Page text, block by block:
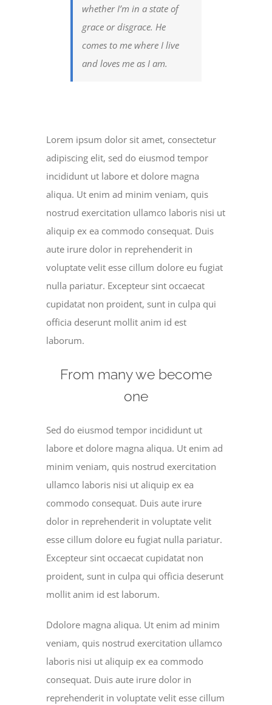
whether I’m in a state of
grace or disgrace. He
comes to me where I live
and loves me as I am.
Lorem ipsum dolor sit amet, consectetur
adipiscing elit, sed do eiusmod tempor
incididunt ut labore et dolore magna
aliqua. Ut enim ad minim veniam, quis
nostrud exercitation ullamco laboris nisi ut
aliquip ex ea commodo consequat. Duis
aute irure dolor in reprehenderit in
voluptate velit esse cillum dolore eu fugiat
nulla pariatur. Excepteur sint occaecat
cupidatat non proident, sunt in culpa qui
officia deserunt mollit anim id est
laborum.
From many we become
one
Sed do eiusmod tempor incididunt ut
labore et dolore magna aliqua. Ut enim ad
minim veniam, quis nostrud exercitation
ullamco laboris nisi ut aliquip ex ea
commodo consequat. Duis aute irure
dolor in reprehenderit in voluptate velit
esse cillum dolore eu fugiat nulla pariatur.
Excepteur sint occaecat cupidatat non
proident, sunt in culpa qui officia deserunt
mollit anim id est laborum.
Ddolore magna aliqua. Ut enim ad minim
veniam, quis nostrud exercitation ullamco
laboris nisi ut aliquip ex ea commodo
consequat. Duis aute irure dolor in
reprehenderit in voluptate velit esse cillum